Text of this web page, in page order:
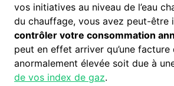
vos initiatives au niveau de l’eau
du chauffage, vous avez peut-être
contrôler votre consommation
peut en effet arriver qu’une facture
anormalement élevée soit due à
de vos index de gaz.